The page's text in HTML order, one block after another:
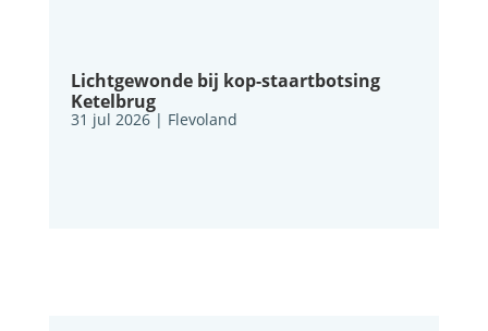
Lichtgewonde bij kop-staartbotsing
Ketelbrug
31 jul 2026| Flevoland